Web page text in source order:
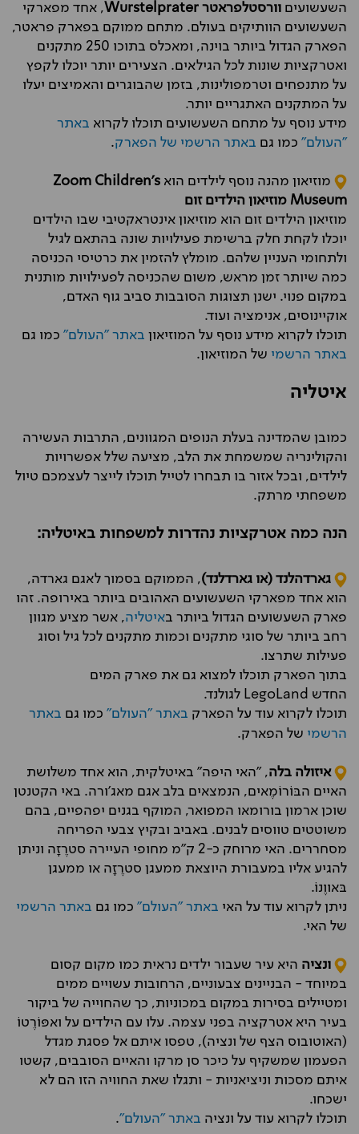
השעשועים וורסטלפראטר Wurstelprater
, אחד מפארקי
השעשועים הוותיקים בעולם. מתחם ממוקם בפארק פראטר,
הפארק הגדול ביותר בוינה, ומאכלס בתוכו 250 מתקנים
ואטרקציות שונות לכל הגילאים. הצעירים יותר יוכלו לקפץ
על מתנפחים וטרמפולינות, בזמן שהבוגרים והאמיצים יעלו
על המתקנים האתגריים יותר.
מידע נוסף על מתחם השעשועים תוכלו לקרוא באתר
"העולם" כמו גם באתר הרשמי של הפארק.
מוזיאון מהנה נוסף לילדים הוא Zoom Children’s
Museum מוזיאון הילדים זום
מוזיאון הילדים זום הוא מוזיאון אינטראקטיבי שבו הילדים
יוכלו לקחת חלק ברשימת פעילויות שונה בהתאם לגיל
ולתחומי העניין שלהם. מומלץ להזמין את כרטיסי הכניסה
כמה שיותר זמן מראש, משום שהכניסה לפעילויות מותנית
במקום פנוי. ישנן תצוגות הסובבות סביב גוף האדם,
אוקיינוסים, אנימציה ועוד.
תוכלו לקרוא מידע נוסף על המוזיאון באתר "העולם" כמו גם
באתר הרשמי של המוזיאון.
איטליה
כמובן שהמדינה בעלת הנופים המגוונים, התרבות העשירה
והקולינריה שמשמחת את הלב, מציעה שלל אפשרויות
לילדים, ובכל אזור בו תבחרו לטייל תוכלו לייצר לעצמכם טיול
משפחתי מרתק.
הנה כמה אטרקציות נהדרות למשפחות באיטליה:
גארדהלנד (או גארדלנד), הממוקם בסמוך לאגם גארדה,
הוא אחד מפארקי השעשועים האהובים ביותר באירופה. זהו
פארק השעשועים הגדול ביותר באיטליה, אשר מציע מגוון
רחב ביותר של סוגי מתקנים וכמות מתקנים לכל גיל וסוג
פעילות שתרצו.
בתוך הפארק תוכלו למצוא גם את פארק המים
החדש LegoLand לגולנד.
תוכלו לקרוא עוד על הפארק באתר "העולם" כמו גם באתר
הרשמי של הפארק.
איזולה בלה, "האי היפה" באיטלקית, הוא אחד משלושת
האיים הבּוֹרוֹמֶאים, הנמצאים בלב אגם מאג'ורה. באי הקטנטן
שוכן ארמון בורומאו המפואר, המוקף בגנים יפהפיים, בהם
משוטטים טווסים לבנים. באביב ובקיץ צבעי הפריחה
מסחררים. האי מרוחק כ-2 ק״מ מחופי העיירה סטרֶזָה וניתן
להגיע אליו במעבורת היוצאת ממעגן סטרֶזָה או ממעגן
בּאווֶנוֹ.
ניתן לקרוא עוד על האי באתר "העולם" כמו גם באתר הרשמי
של האי.
ונציה היא עיר שעבור ילדים נראית כמו מקום קסום
במיוחד - הבניינים צבעוניים, הרחובות עשויים ממים
ומטיילים בסירות במקום במכוניות, כך שהחוייה של ביקור
בעיר היא אטרקציה בפני עצמה. עלו עם הילדים על ואפּוֹרֶטוֹ
(האוטובוס הצף של ונציה), טפסו איתם אל פסגת מגדל
הפעמון שמשקיף על כיכר סן מרקו והאיים הסובבים, קשטו
איתם מסכות וניציאניות - ותגלו שאת החוויה הזו הם לא
ישכחו.
תוכלו לקרוא עוד על ונציה באתר "העולם".